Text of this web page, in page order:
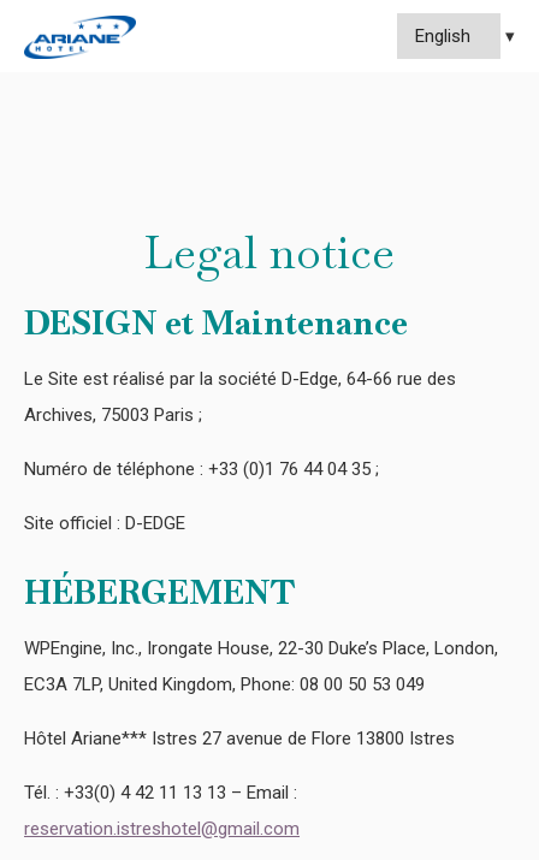
Legal notice
DESIGN et Maintenance
Le Site est réalisé par la société D-Edge, 64-66 rue des
Archives, 75003 Paris ;
Numéro de téléphone : +33 (0)1 76 44 04 35 ;
Site officiel : D-EDGE
HÉBERGEMENT
WPEngine, Inc., Irongate House, 22-30 Duke’s Place, London,
EC3A 7LP, United Kingdom, Phone: 08 00 50 53 049
Hôtel Ariane*** Istres 27 avenue de Flore 13800 Istres
Tél. : +33(0) 4 42 11 13 13 – Email :
reservation.istreshotel@gmail.com